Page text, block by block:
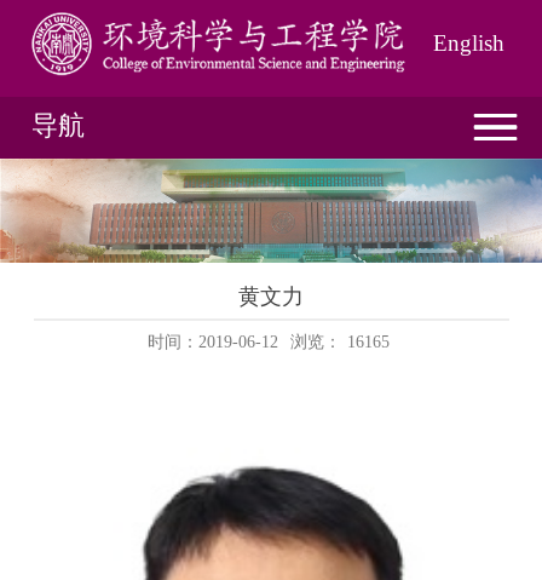
English
导航
黄文力
时间：2019-06-12 浏览： 16165